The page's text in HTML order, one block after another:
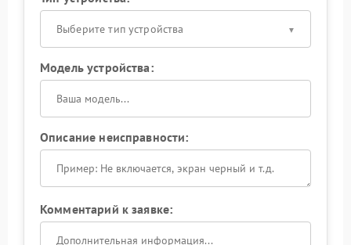
Выберите тип устройства
Модель устройства:
Описание неисправности:
Комментарий к заявке: